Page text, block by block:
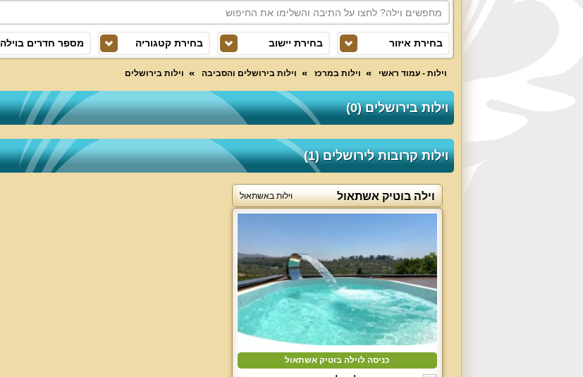
בחירת איזור בחירת יישוב בחירת קטגוריה מספר חדרים בוילה
וילות - עמוד ראשי וילות במרכז וילות בירושלים והסביבה וילות בירושלים
וילות בירושלים (0)
וילות קרובות לירושלים (1)
וילה בוטיק אשתאול וילות באשתאול
כניסה לוילה בוטיק אשתאול